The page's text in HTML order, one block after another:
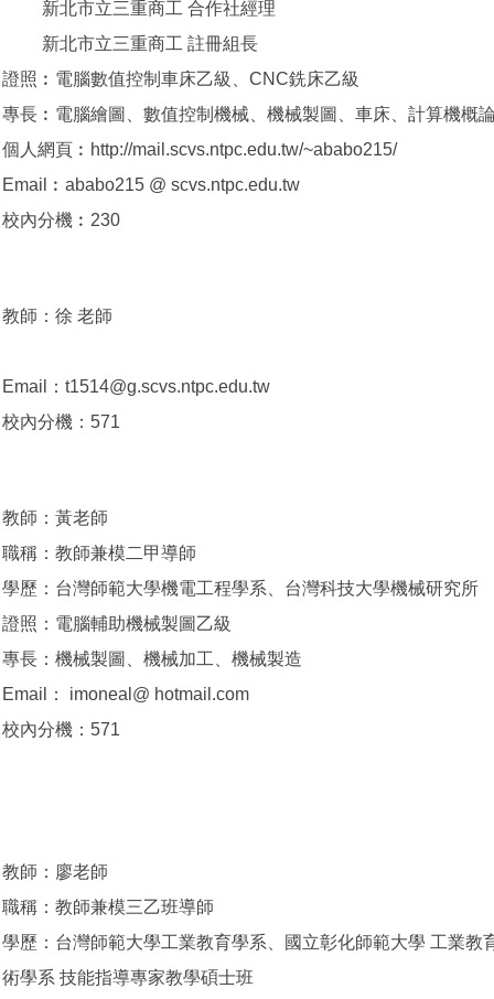
新北市立三重商工 合作社經理
新北市立三重商工 註冊組長
證照︰電腦數值控制車床乙級、CNC銑床乙級
專長︰電腦繪圖、數值控制機械、機械製圖、車床、計算機概
個人網頁︰http://mail.scvs.ntpc.edu.tw/~ababo215/
Email︰ababo215 @ scvs.ntpc.edu.tw
校內分機︰230
教師：徐 老師
Email：t1514@g.scvs.ntpc.edu.tw
校內分機：571
教師：黃老師
職稱：教師兼模二甲導師
學歷：台灣師範大學機電工程學系、台灣科技大學機械研究所
證照：電腦輔助機械製圖乙級
專長：機械製圖、機械加工、機械製造
Email： imoneal@ hotmail.com
校內分機：571
教師：廖老師
職稱：教師兼模三乙班導師
學歷：台灣師範大學工業教育學系、國立彰化師範大學 工業教
術學系 技能指導專家教學碩士班